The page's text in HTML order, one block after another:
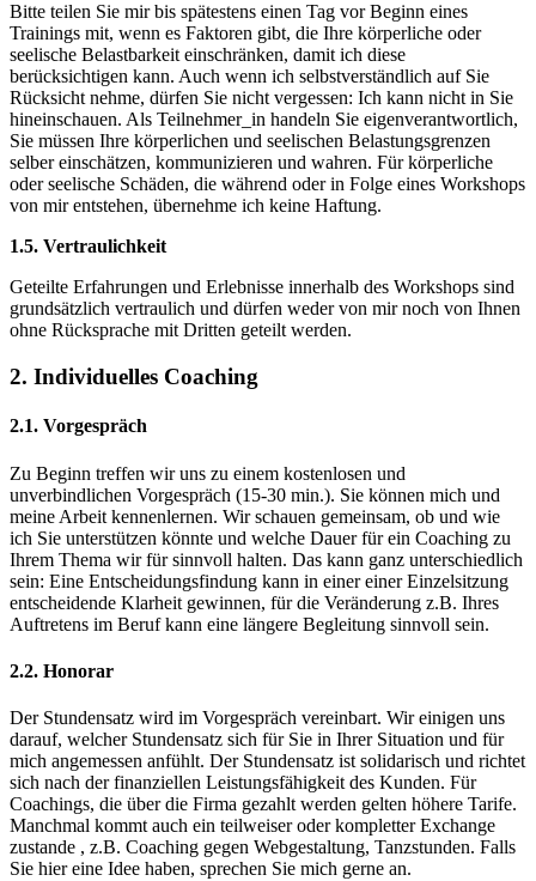
Bitte teilen Sie mir bis spätestens einen Tag vor Beginn eines
Trainings mit, wenn es Faktoren gibt, die Ihre körperliche oder
seelische Belastbarkeit einschränken, damit ich diese
berücksichtigen kann. Auch wenn ich selbstverständlich auf Sie
Rücksicht nehme, dürfen Sie nicht vergessen: Ich kann nicht in Sie
hineinschauen. Als Teilnehmer_in handeln Sie eigenverantwortlich,
Sie müssen Ihre körperlichen und seelischen Belastungsgrenzen
selber einschätzen, kommunizieren und wahren. Für körperliche
oder seelische Schäden, die während oder in Folge eines Workshops
von mir entstehen, übernehme ich keine Haftung.
1.5. Vertraulichkeit
Geteilte Erfahrungen und Erlebnisse innerhalb des Workshops sind
grundsätzlich vertraulich und dürfen weder von mir noch von Ihnen
ohne Rücksprache mit Dritten geteilt werden.
2. Individuelles Coaching
2.1. Vorgespräch
Zu Beginn treffen wir uns zu einem kostenlosen und
unverbindlichen Vorgespräch (15-30 min.). Sie können mich und
meine Arbeit kennenlernen. Wir schauen gemeinsam, ob und wie
ich Sie unterstützen könnte und welche Dauer für ein Coaching zu
Ihrem Thema wir für sinnvoll halten. Das kann ganz unterschiedlich
sein: Eine Entscheidungsfindung kann in einer einer Einzelsitzung
entscheidende Klarheit gewinnen, für die Veränderung z.B. Ihres
Auftretens im Beruf kann eine längere Begleitung sinnvoll sein.
2.2. Honorar
Der Stundensatz wird im Vorgespräch vereinbart. Wir einigen uns
darauf, welcher Stundensatz sich für Sie in Ihrer Situation und für
mich angemessen anfühlt. Der Stundensatz ist solidarisch und richtet
sich nach der finanziellen Leistungsfähigkeit des Kunden. Für
Coachings, die über die Firma gezahlt werden gelten höhere Tarife.
Manchmal kommt auch ein teilweiser oder kompletter Exchange
zustande , z.B. Coaching gegen Webgestaltung, Tanzstunden. Falls
Sie hier eine Idee haben, sprechen Sie mich gerne an.